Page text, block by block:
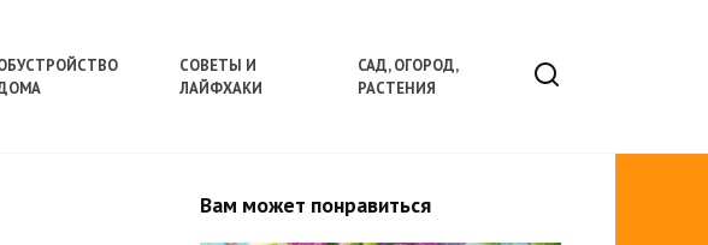
СОВЕТЫ И
ЛАЙФХАКИ
САД, ОГОРОД,
РАСТЕНИЯ
Вам может понравиться